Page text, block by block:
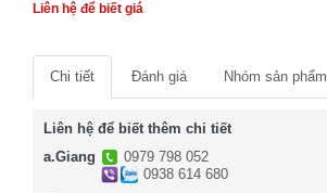
Liên hệ để biết giá
Chi tiết Đánh giá Nhóm sản phẩm
Liên hệ để biết thêm chi tiết
a.Giang
0979 798 052
0938 614 680